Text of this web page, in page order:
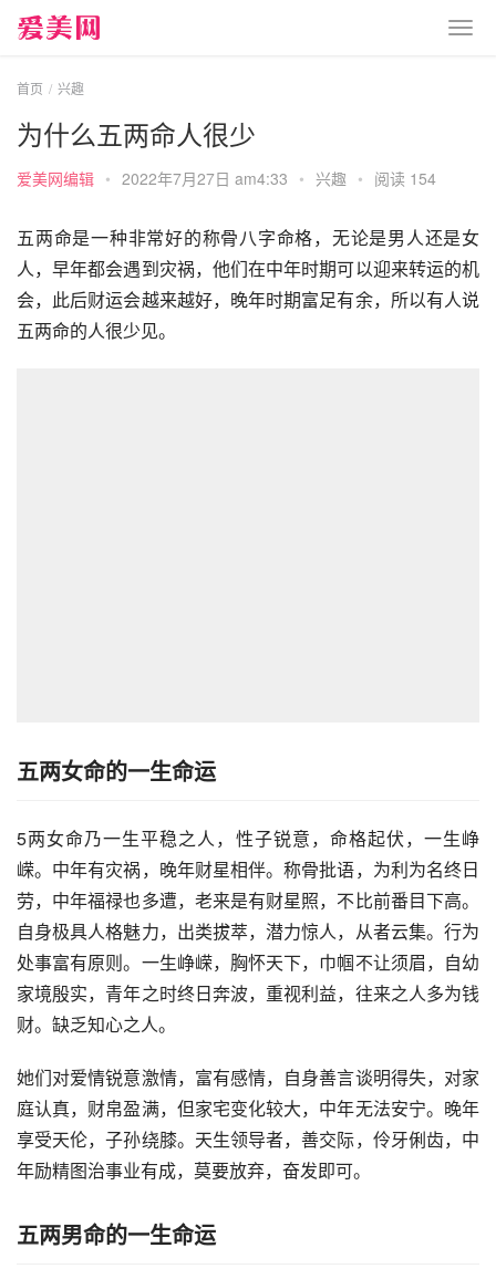
首页 兴趣
为什么五两命人很少
爱美网编辑 • 2022年7月27日 am4:33 • 兴趣 • 阅读 154
五两命是一种非常好的称骨八字命格，无论是男人还是女
人，早年都会遇到灾祸，他们在中年时期可以迎来转运的机
会，此后财运会越来越好，晚年时期富足有余，所以有人说
五两命的人很少见。
五两女命的一生命运
5两女命乃一生平稳之人，性子锐意，命格起伏，一生峥
嵘。中年有灾祸，晚年财星相伴。称骨批语，为利为名终日
劳，中年福禄也多遭，老来是有财星照，不比前番目下高。
自身极具人格魅力，出类拔萃，潜力惊人，从者云集。行为
处事富有原则。一生峥嵘，胸怀天下，巾帼不让须眉，自幼
家境殷实，青年之时终日奔波，重视利益，往来之人多为钱
财。缺乏知心之人。
她们对爱情锐意激情，富有感情，自身善言谈明得失，对家
庭认真，财帛盈满，但家宅变化较大，中年无法安宁。晚年
享受天伦，子孙绕膝。天生领导者，善交际，伶牙俐齿，中
年励精图治事业有成，莫要放弃，奋发即可。
五两男命的一生命运